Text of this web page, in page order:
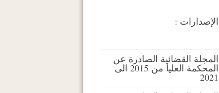
الإصدارات :
المجلة القضائية الصادرة عن
المحكمة العليا من 2015 الى
2021